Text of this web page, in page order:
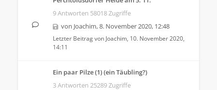
9 Antworten 58018 Zugriffe
von Joachim,8. November 2020, 12:48
Letzter Beitrag von Joachim, 10. November 2020,
14:11
Ein paar Pilze (1) (ein Täubling?)
3 Antworten 25289 Zugriffe